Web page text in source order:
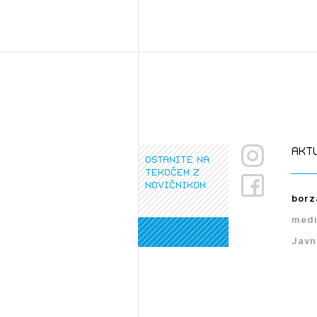
ostanite na
tekočem z
novičnikom